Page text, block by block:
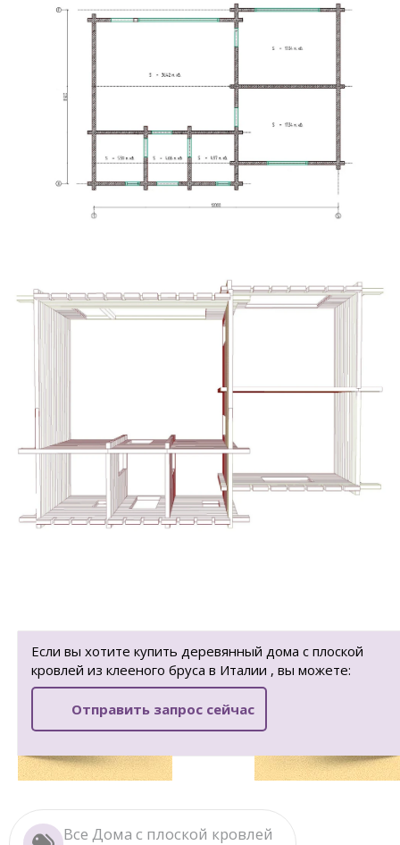
Если вы хотите купить деревянный дома с плоской
кровлей из клееного бруса в Италии , вы можете:
Отправить запрос сейчас
Все Дома с плоской кровлей